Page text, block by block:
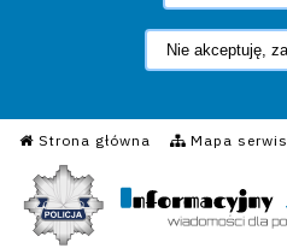
Nie akceptuję,
Strona główna Mapa
Informacyjny